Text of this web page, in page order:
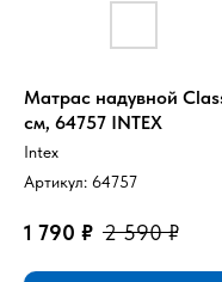
Матрас надувной
см, 64757 INTEX
Intex
Артикул: 64757
1 790 ₽ 2 590 ₽